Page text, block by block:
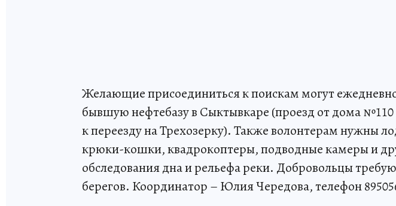
Желающие присоединиться к поискам могут
бывшую нефтебазу в Сыктывкаре (проезд от дома
к переезду на Трехозерку). Также волонтерам нужны
крюки-кошки, квадрокоптеры, подводные камеры и
обследования дна и рельефа реки. Добровольцы
берегов. Координатор – Юлия Чередова, телефон